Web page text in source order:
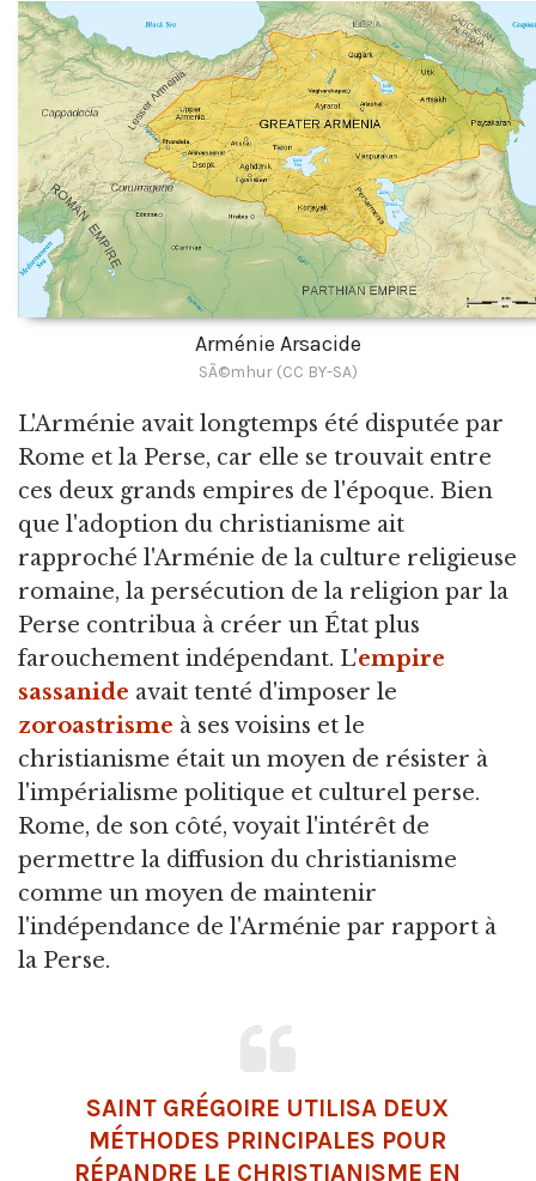
Arménie Arsacide
SÃ©mhur (CC BY-SA)
L'Arménie avait longtemps été disputée par
Rome et la Perse, car elle se trouvait entre
ces deux grands empires de l'époque. Bien
que l'adoption du christianisme ait
rapproché l'Arménie de la culture religieuse
romaine, la persécution de la religion par la
Perse contribua à créer un État plus
farouchement indépendant. L'empire
sassanide avait tenté d'imposer le
zoroastrisme à ses voisins et le
christianisme était un moyen de résister à
l'impérialisme politique et culturel perse.
Rome, de son côté, voyait l'intérêt de
permettre la diffusion du christianisme
comme un moyen de maintenir
l'indépendance de l'Arménie par rapport à
la Perse.
SAINT GRÉGOIRE UTILISA DEUX
MÉTHODES PRINCIPALES POUR
RÉPANDRE LE CHRISTIANISME EN